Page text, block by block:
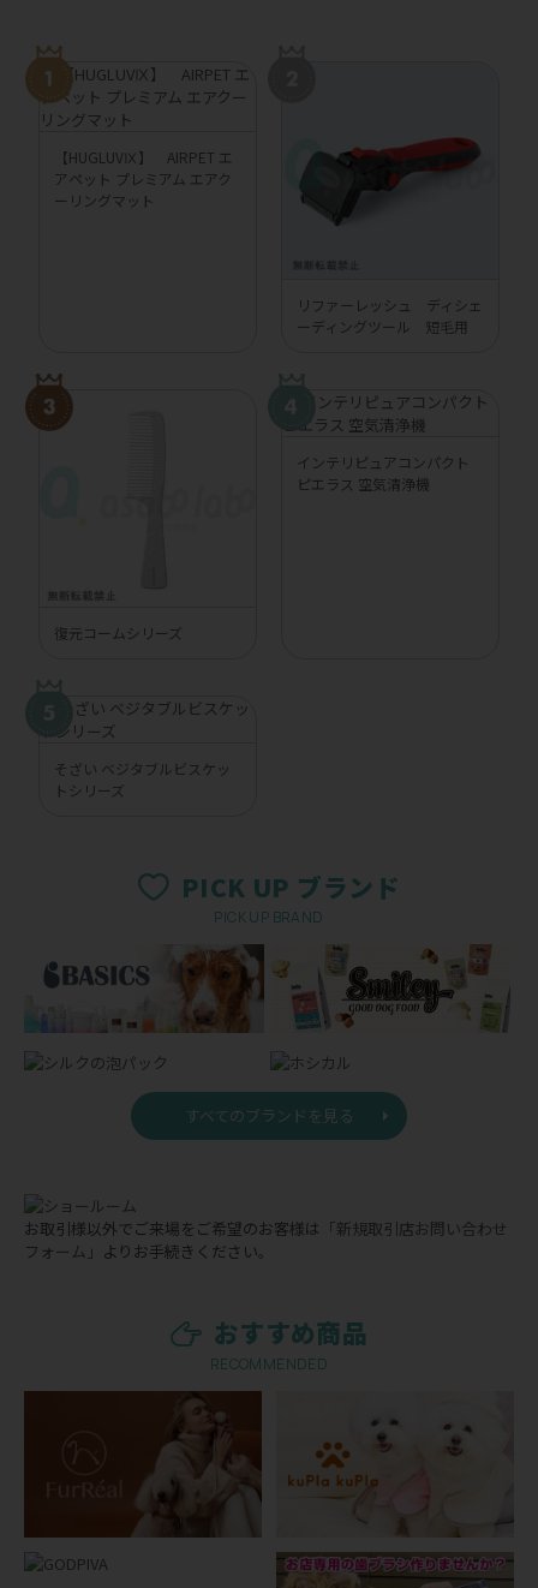
【HUGLUVⅨ】 AIRPET エ
アペット プレミアム エアク
ーリングマット
リファーレッシュ ディシェ
ーディングツール 短毛用
復元コームシリーズ
インテリピュアコンパクト
ピエラス 空気清浄機
そざい ベジタブルビスケッ
トシリーズ
PICK UP ブランド
PICK UP BRAND
すべてのブランドを見る
お取引様以外でご来場をご希望のお客様は 「新規取引店お問い合わせ
フォーム」 よりお手続きください。
おすすめ商品
RECOMMENDED